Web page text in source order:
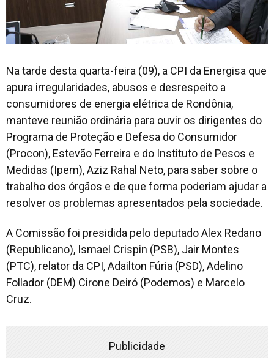
Na tarde desta quarta-feira (09), a CPI da Energisa que
apura irregularidades, abusos e desrespeito a
consumidores de energia elétrica de Rondônia,
manteve reunião ordinária para ouvir os dirigentes do
Programa de Proteção e Defesa do Consumidor
(Procon), Estevão Ferreira e do Instituto de Pesos e
Medidas (Ipem), Aziz Rahal Neto, para saber sobre o
trabalho dos órgãos e de que forma poderiam ajudar a
resolver os problemas apresentados pela sociedade.
A Comissão foi presidida pelo deputado Alex Redano
(Republicano), Ismael Crispin (PSB), Jair Montes
(PTC), relator da CPI, Adailton Fúria (PSD), Adelino
Follador (DEM) Cirone Deiró (Podemos) e Marcelo
Cruz.
Publicidade